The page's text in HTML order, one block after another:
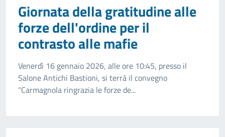
Giornata della gratitudine alle
forze dell'ordine per il
contrasto alle mafie
Venerdì 16 gennaio 2026, alle ore 10:45, presso il
Salone Antichi Bastioni, si terrà il convegno
“Carmagnola ringrazia le forze de...